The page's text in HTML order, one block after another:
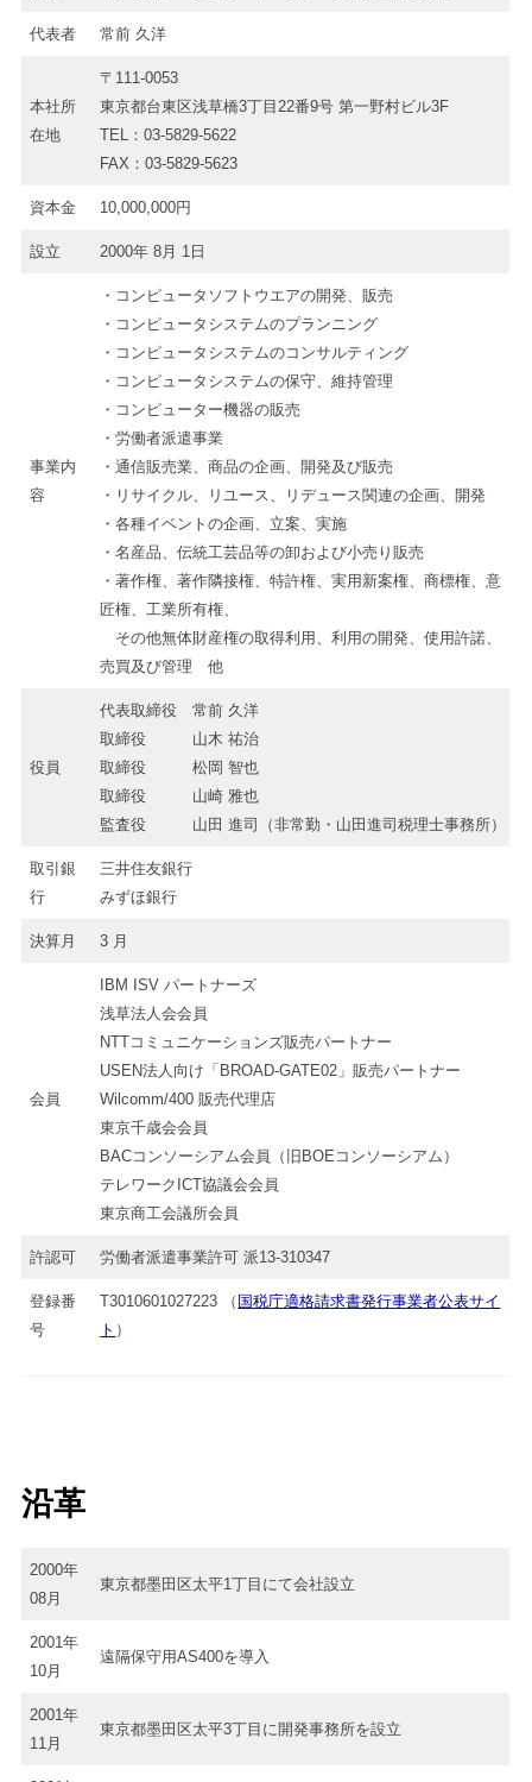
代表者 常前 久洋
本社所
在地
〒111-0053
東京都台東区浅草橋3丁目22番9号 第一野村ビル3F
TEL：03-5829-5622
FAX：03-5829-5623
資本金 10,000,000円
設立 2000年 8月 1日
事業内
容
・コンピュータソフトウエアの開発、販売
・コンピュータシステムのプランニング
・コンピュータシステムのコンサルティング
・コンピュータシステムの保守、維持管理
・コンピューター機器の販売
・労働者派遣事業
・通信販売業、商品の企画、開発及び販売
・リサイクル、リユース、リデュース関連の企画、開発
・各種イベントの企画、立案、実施
・名産品、伝統工芸品等の卸および小売り販売
・著作権、著作隣接権、特許権、実用新案権、商標権、意
匠権、工業所有権、
その他無体財産権の取得利用、利用の開発、使用許諾、
売買及び管理 他
役員
代表取締役 常前 久洋
取締役 山木 祐治
取締役 松岡 智也
取締役 山崎 雅也
監査役 山田 進司（非常勤・山田進司税理士事務所）
取引銀
行
三井住友銀行
みずほ銀行
決算月 3 月
会員
IBM ISV パートナーズ
浅草法人会会員
NTTコミュニケーションズ販売パートナー
USEN法人向け「BROAD-GATE02」販売パートナー
Wilcomm/400 販売代理店
東京千歳会会員
BACコンソーシアム会員（旧BOEコンソーシアム）
テレワークICT協議会会員
東京商工会議所会員
許認可 労働者派遣事業許可 派13-310347
登録番
号
T3010601027223 （ 国税庁適格請求書発行事業者公表サイ
ト ）
沿革
2000年
08月
東京都墨田区太平1丁目にて会社設立
2001年
10月
遠隔保守用AS400を導入
2001年
11月
東京都墨田区太平3丁目に開発事務所を設立